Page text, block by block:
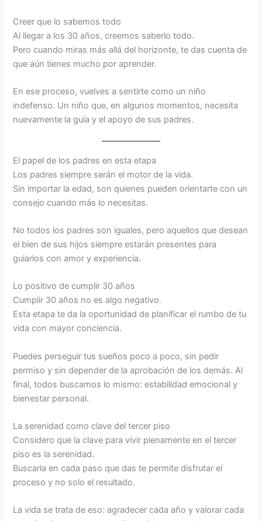
Creer que lo sabemos todo
Al llegar a los 30 años, creemos saberlo todo.
Pero cuando miras más allá del horizonte, te das cuenta de
que aún tienes mucho por aprender.
En ese proceso, vuelves a sentirte como un niño
indefenso. Un niño que, en algunos momentos, necesita
nuevamente la guía y el apoyo de sus padres.
El papel de los padres en esta etapa
Los padres siempre serán el motor de la vida.
Sin importar la edad, son quienes pueden orientarte con un
consejo cuando más lo necesitas.
No todos los padres son iguales, pero aquellos que desean
el bien de sus hijos siempre estarán presentes para
guiarlos con amor y experiencia.
Lo positivo de cumplir 30 años
Cumplir 30 años no es algo negativo.
Esta etapa te da la oportunidad de planificar el rumbo de tu
vida con mayor conciencia.
Puedes perseguir tus sueños poco a poco, sin pedir
permiso y sin depender de la aprobación de los demás. Al
final, todos buscamos lo mismo: estabilidad emocional y
bienestar personal.
La serenidad como clave del tercer piso
Considero que la clave para vivir plenamente en el tercer
piso es la serenidad.
Buscarla en cada paso que das te permite disfrutar el
proceso y no solo el resultado.
La vida se trata de eso: agradecer cada año y valorar cada